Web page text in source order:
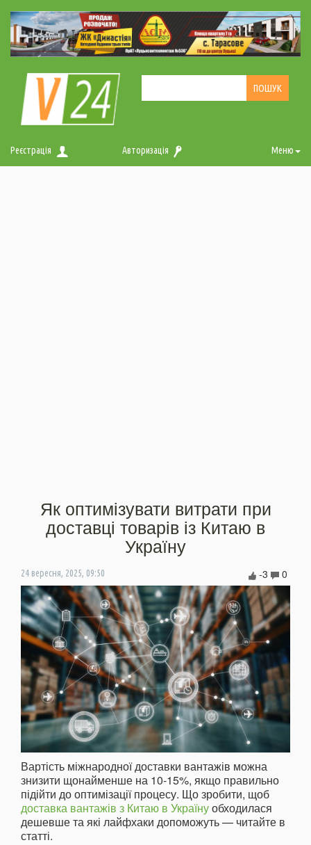
Реєстрація Авторизація Меню
Як оптимізувати витрати при
доставці товарів із Китаю в
Україну
24 вересня, 2025, 09:50 0
-3
Вартість міжнародної доставки вантажів можна
знизити щонайменше на 10-15%, якщо правильно
підійти до оптимізації процесу. Що зробити, щоб
доставка вантажів з Китаю в Українуобходилася
дешевше та які лайфхаки допоможуть — читайте в
статті.